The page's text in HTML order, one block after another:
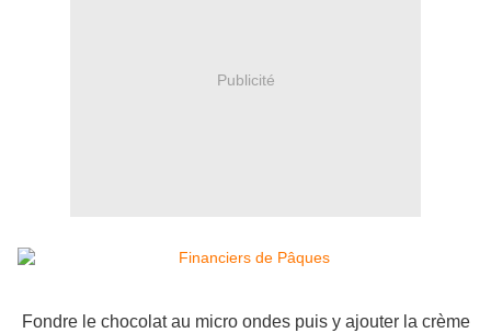
Publicité
Fondre le chocolat au micro ondes puis y ajouter la crème